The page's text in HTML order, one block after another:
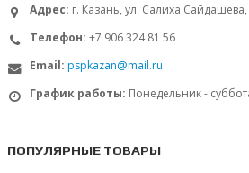
Адрес: г. Казань, ул. Салиха
Телефон: +7 906 324 81 56
Email: pspkazan@mail.ru
График работы: Понедельник -
ПОПУЛЯРНЫЕ ТОВАРЫ